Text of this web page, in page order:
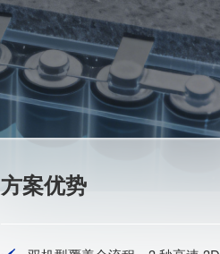
方案优势